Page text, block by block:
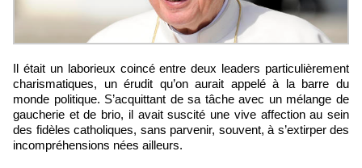
Il était un laborieux coincé entre deux leaders particulièrement
charismatiques, un érudit qu’on aurait appelé à la barre du
monde politique. S’acquittant de sa tâche avec un mélange de
gaucherie et de brio, il avait suscité une vive affection au sein
des fidèles catholiques, sans parvenir, souvent, à s’extirper des
incompréhensions nées ailleurs.